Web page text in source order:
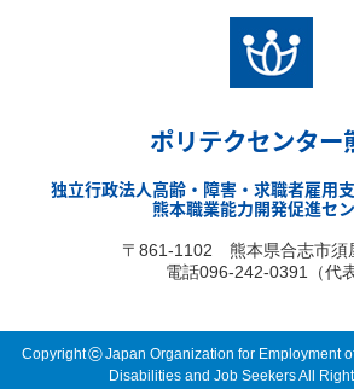
ポリテクセンター
独立行政法人高齢・障害・求職者雇用
熊本職業能力開発促進セ
〒861-1102 熊本県合志市須
電話096-242-0391（代表
Copyright©Japan Organization for Employment
Disabilities and Job Seekers All